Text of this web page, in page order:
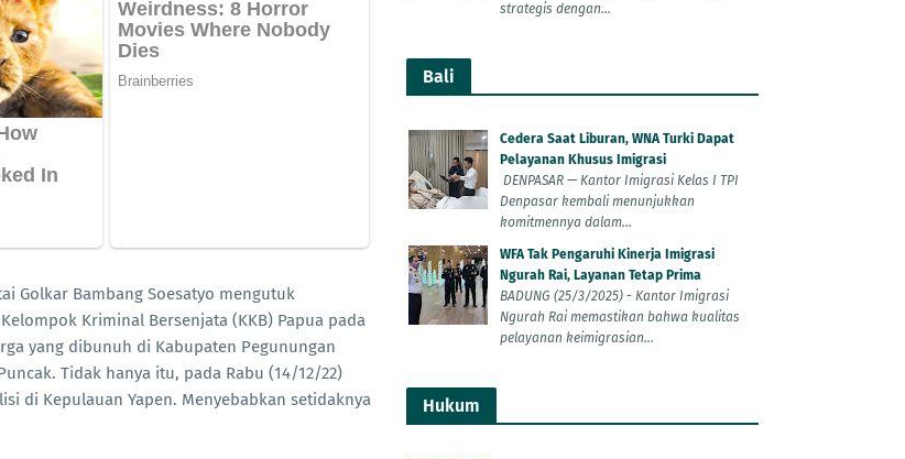
Golkar Bambang Soesatyo mengutuk
Kriminal Bersenjata (KKB) Papua pada
yang dibunuh di Kabupaten Pegunungan
Tidak hanya itu, pada Rabu (14/12/22)
di Kepulauan Yapen. Menyebabkan setidaknya
strategis dengan...
Bali
Cedera Saat Liburan, WNA Turki Dapat
Pelayanan Khusus Imigrasi
DENPASAR — Kantor Imigrasi Kelas I TPI
Denpasar kembali menunjukkan
komitmennya dalam...
WFA Tak Pengaruhi Kinerja Imigrasi
Ngurah Rai, Layanan Tetap Prima
BADUNG (25/3/2025) - Kantor Imigrasi
Ngurah Rai memastikan bahwa kualitas
pelayanan keimigrasian...
Hukum